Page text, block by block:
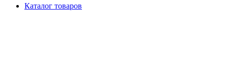
Каталог товаров